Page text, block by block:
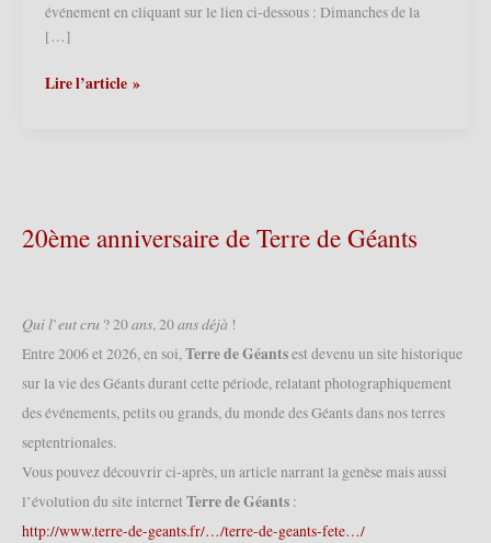
événement en cliquant sur le lien ci-dessous : Dimanches de la
[…]
Lille
la
Liberté,
mai
2022
Lire l’article »
20ème anniversaire de Terre de Géants
𝑄𝑢𝑖 𝑙’𝑒𝑢𝑡 𝑐𝑟𝑢 ? 20 𝑎𝑛𝑠, 20 𝑎𝑛𝑠 𝑑𝑒́𝑗𝑎̀ !
Entre 2006 et 2026, en soi,Terre de Géantsest devenu un site historique
sur la vie des Géants durant cette période, relatant photographiquement
des événements, petits ou grands, du monde des Géants dans nos terres
septentrionales.
Vous pouvez découvrir ci-après, un article narrant la genèse mais aussi
l’évolution du site internet Terre de Géants :
http://www.terre-de-geants.fr/…/terre-de-geants-fete…/